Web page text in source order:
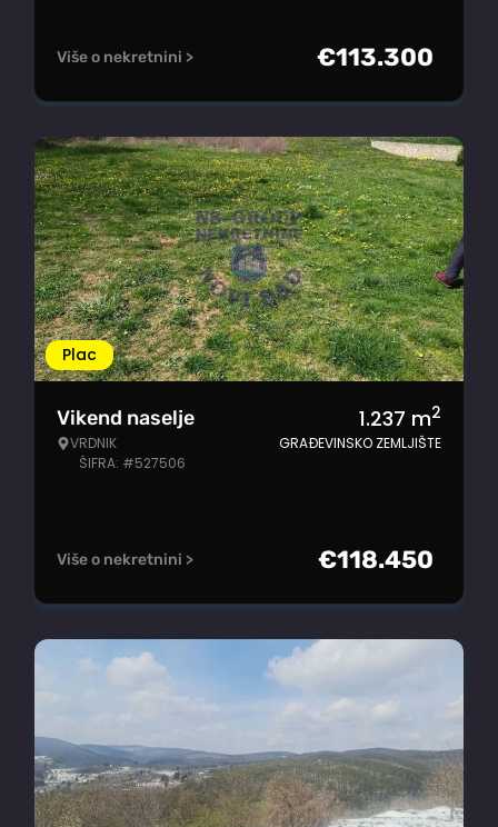
Više o nekretnini > €113.300
Plac
Vikend naselje
VRDNIK
ŠIFRA: #527506
1.237 m2
GRAĐEVINSKO ZEMLJIŠTE
Više o nekretnini > €118.450